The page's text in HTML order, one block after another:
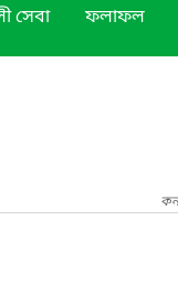
সেবা ফলাফল